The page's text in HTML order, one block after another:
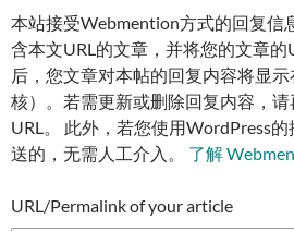
本站接受Webmention方式的回复信
含本文URL的文章，并将您的文章的
后，您文章对本帖的回复内容将显
核）。若需更新或删除回复内容，
URL。 此外，若您使用WordPress
送的，无需人工介入。 了解
URL/Permalink of your article